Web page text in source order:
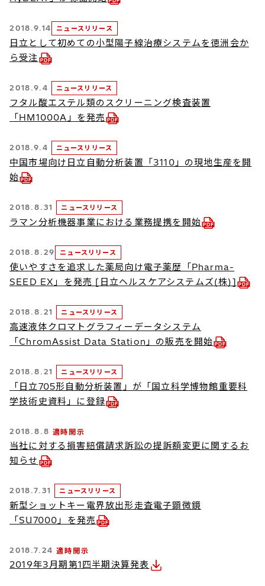
2018.9.14 ニュースリリース
日立として初めての小型陽子線治療システムを徳洲会か
ら受注
2018.9.4 ニュースリリース
フタル酸エステル類のスクリーニング検査装置
「HM1000A」を発売
2018.9.4 ニュースリリース
中国市場向け日立自動分析装置「3110」の現地生産を開
始
2018.8.31 ニュースリリース
ラマン分析機器事業における業務提携を開始
2018.8.29 ニュースリリース
使いやすさを追求した薬局向け電子薬歴「Pharma-
SEED EX」を発売 [日立ヘルスケアシステムズ(株)]
2018.8.21 ニュースリリース
高速液体クロマトグラフィーデータシステム
「ChromAssist Data Station」の販売を開始
2018.8.21 ニュースリリース
「日立705形自動分析装置」が「国立科学博物館重要科
学技術史資料」に登録
2018.8.8 適時開示
当社に対する損害賠償請求訴訟の提訴額変更に関するお
知らせ
2018.7.31 ニュースリリース
新型ショットキー電界放出形走査電子顕微鏡
「SU7000」を発売
2018.7.24 適時開示
2019年3月期第1四半期決算発表